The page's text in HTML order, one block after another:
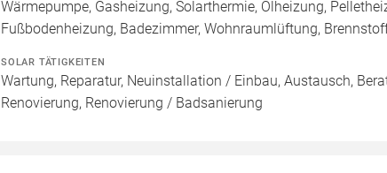
Wärmepumpe, Gasheizung, Solarthermie, Ölheizung,
Fußbodenheizung, Badezimmer, Wohnraumlüftung,
SOLAR TÄTIGKEITEN
Wartung, Reparatur, Neuinstallation / Einbau, Austausch,
Renovierung, Renovierung / Badsanierung